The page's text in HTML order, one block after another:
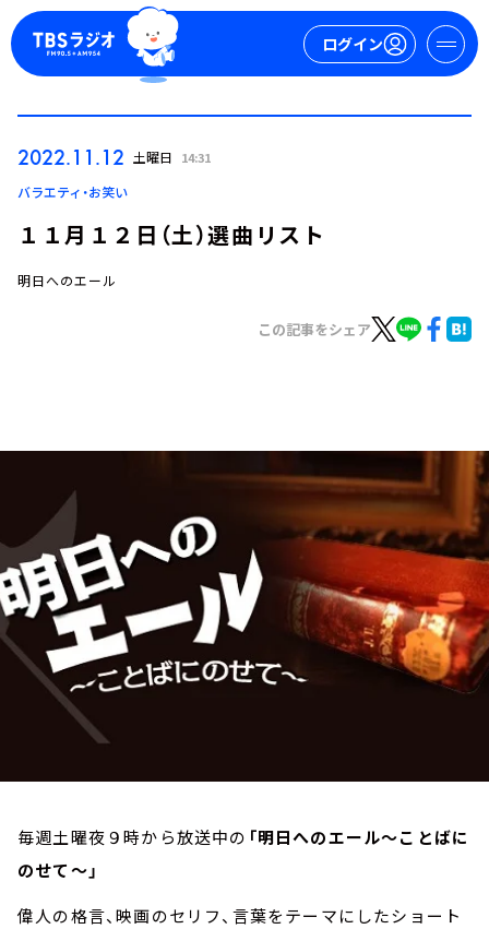
ログイン
ログイン
トピックス
お知らせ
イベント・グッズ
YouTube
会社情報
2022.11.12 土曜日 14:31
バラエティ・お笑い
１１月１２日（土）選曲リスト
明日へのエール
この記事をシェア
毎週土曜夜９時から放送中の 「明日へのエール～ことばに
のせて～」
偉人の格言、映画のセリフ、言葉をテーマにしたショート